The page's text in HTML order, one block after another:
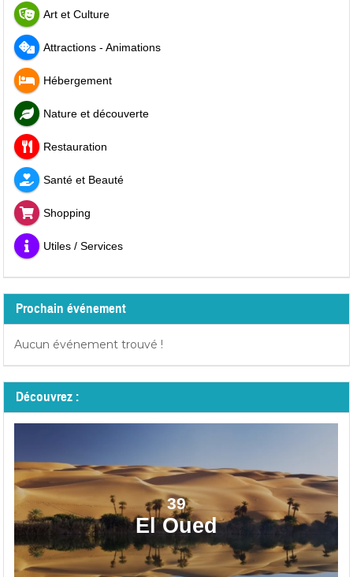
Art et Culture
Attractions - Animations
Hébergement
Nature et découverte
Restauration
Santé et Beauté
Shopping
Utiles / Services
Prochain événement
Aucun événement trouvé !
Découvrez :
39
El Oued